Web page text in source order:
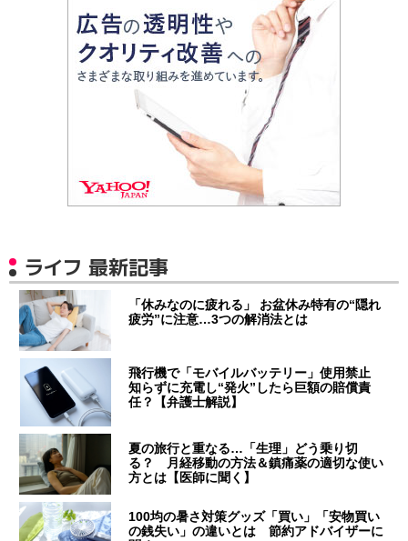
ライフ 最新記事
「休みなのに疲れる」 お盆休み特有の“隠れ
疲労”に注意…3つの解消法とは
飛行機で「モバイルバッテリー」使用禁止
知らずに充電し“発火”したら巨額の賠償責
任？【弁護士解説】
夏の旅行と重なる…「生理」どう乗り切
る？ 月経移動の方法＆鎮痛薬の適切な使い
方とは【医師に聞く】
100均の暑さ対策グッズ「買い」「安物買い
の銭失い」の違いとは 節約アドバイザーに